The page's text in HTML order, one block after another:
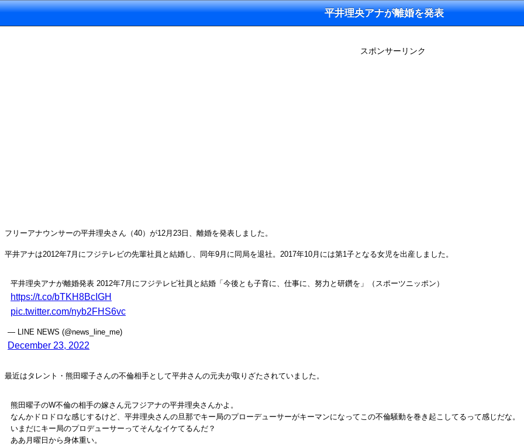
平井理央アナが離婚を発表
スポンサーリンク
フリーアナウンサーの平井理央さん（40）が12月23日、離婚を発表しました。
平井アナは2012年7月にフジテレビの先輩社員と結婚し、同年9月に同局を退社。2017年10月には第1子となる女児を出産しました。
平井理央アナが離婚発表 2012年7月にフジテレビ社員と結婚「今後とも子育に、仕事に、努力と研鑽を」（スポーツニッポン）
https://t.co/bTKH8BcIGH
pic.twitter.com/nyb2FHS6vc
— LINE NEWS (@news_line_me)
December 23, 2022
最近はタレント・熊田曜子さんの不倫相手として平井さんの元夫が取りざたされていました。
熊田曜子のW不倫の相手の嫁さん元フジアナの平井理央さんかよ。
なんかドロドロな感じするけど、平井理央さんの旦那でキー局のプローデューサーがキーマンになってこの不倫騒動を巻き起こしてるって感じだな。
いまだにキー局のプロデューサーってそんなイケてるんだ？
ああ月曜日から身体重い。